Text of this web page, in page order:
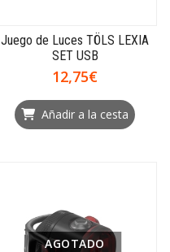
Juego de Luces TÖLS LEXIA
SET USB
12,75€
Añadir a la cesta
AGOTADO